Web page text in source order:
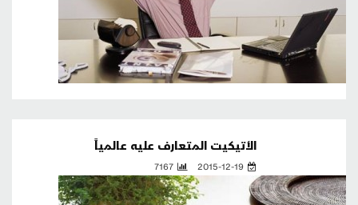
الأتيكيت المتعارف عليه عالمياً
2015-12-19
7167